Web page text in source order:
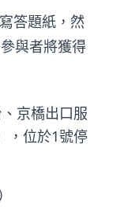
答題紙，然
與者將獲得
京橋出口服
，位於1號停